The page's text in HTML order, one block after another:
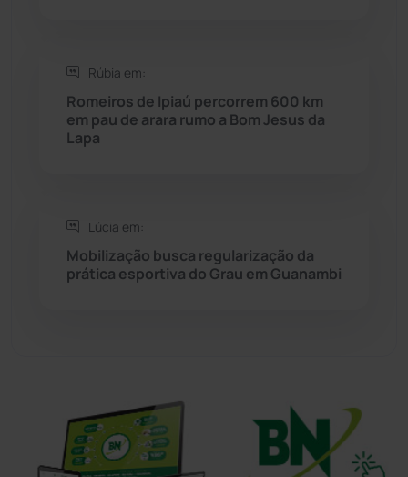
Sudoeste Baiano (1530)
Tecnologia
Rúbia em:
Romeiros de Ipiaú percorrem 600 km
em pau de arara rumo a Bom Jesus da
Lapa
Lúcia em:
Mobilização busca regularização da
prática esportiva do Grau em Guanambi